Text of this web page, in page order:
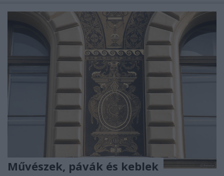
Művészek, pávák és keblek